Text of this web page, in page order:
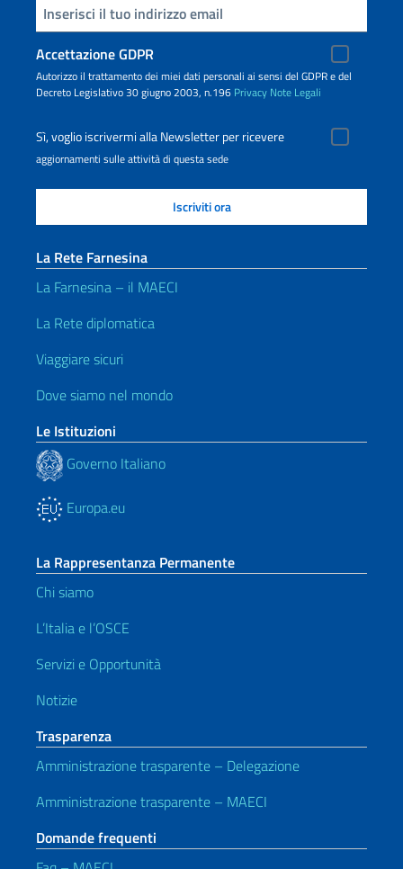
Inserisci la tua email
Accettazione GDPR
Autorizzo il trattamento dei miei dati personali ai sensi del GDPR e del
Decreto Legislativo 30 giugno 2003, n.196 Privacy Note Legali
Sì, voglio iscrivermi alla Newsletter per ricevere
aggiornamenti sulle attività di questa sede
La Rete Farnesina
La Farnesina – il MAECI
La Rete diplomatica
Viaggiare sicuri
Dove siamo nel mondo
Le Istituzioni
Governo Italiano
Europa.eu
La Rappresentanza Permanente
Chi siamo
L’Italia e l’OSCE
Servizi e Opportunità
Notizie
Trasparenza
Amministrazione trasparente – Delegazione
Amministrazione trasparente – MAECI
Domande frequenti